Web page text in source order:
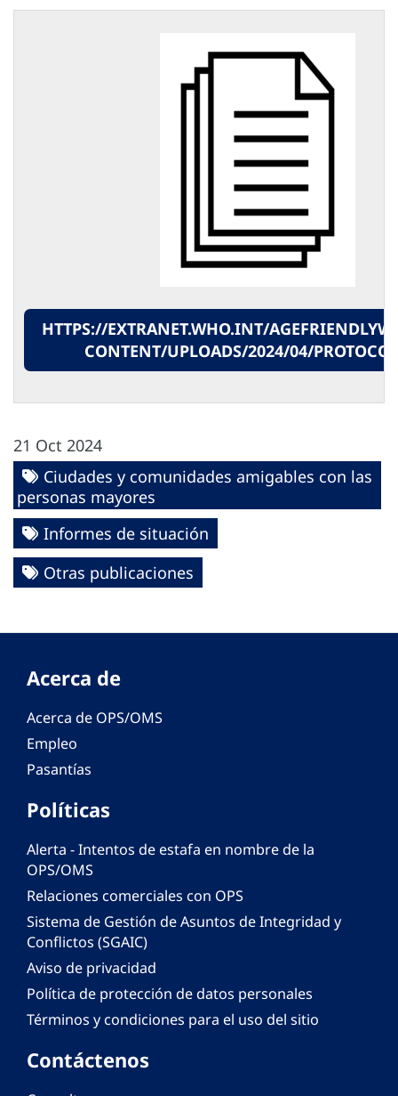
HTTPS://EXTRANET.WHO.INT/
CONTENT/UPLOADS/2024/04/
21 Oct 2024
Ciudades y comunidades amigables con las
personas mayores
Informes de situación
Otras publicaciones
Acerca de
Acerca de OPS/OMS
Empleo
Pasantías
Políticas
Alerta - Intentos de estafa en nombre de la
OPS/OMS
Relaciones comerciales con OPS
Sistema de Gestión de Asuntos de Integridad y
Conflictos (SGAIC)
Aviso de privacidad
Política de protección de datos personales
Términos y condiciones para el uso del sitio
Contáctenos